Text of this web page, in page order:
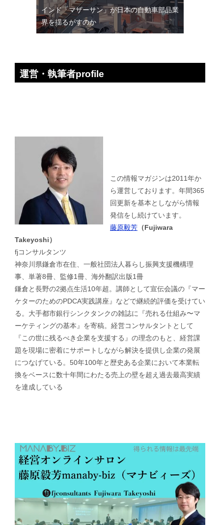
インド「マザーサン」が日本の自動車部品業
界を揺るがすのか
運営・執筆者profile
この情報マガジンは2011年か
ら運営しております。年間365
回更新を基本としながら情報
発信をし続けています。
藤原毅芳 （Fujiwara
Takeyoshi）
fjコンサルタンツ
神奈川県鎌倉市在住、一般社団法人暮らし振興支援機構理
事、単著8冊、監修1冊、海外翻訳出版1冊
鎌倉と長野の2拠点生活10年超。講師として宣伝会議の『マー
ケターのためのPDCA実践講座』などで継続的評価を受けてい
る。大手都市銀行シンクタンクの雑誌に『売れる仕組み〜マ
ーケティングの基本』を寄稿。経営コンサルタントとして
『この世に残るべき企業を支援する』の理念のもと、経営課
題を現場に密着にサポートしながら解決を提供し企業の発展
につなげている。50年100年と歴史ある企業において本業転
換をベースに数十年間にわたる売上の壁を超え過去最高実績
を達成している